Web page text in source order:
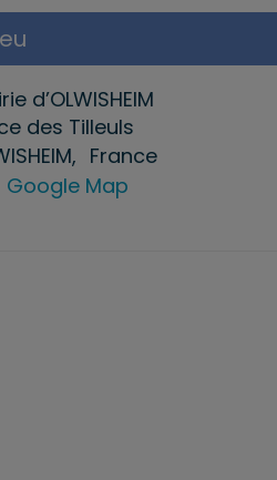
d’OLWISHEIM
des Tilleuls
, France
Google Map